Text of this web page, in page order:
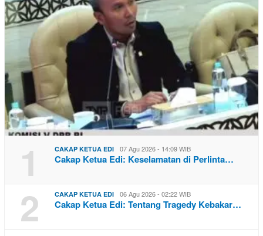
1 CAKAP KETUA EDI 07 Agu 2026 - 14:09 WIB
Cakap Ketua Edi: Keselamatan di Perlinta…
2 CAKAP KETUA EDI 06 Agu 2026 - 02:22 WIB
Cakap Ketua Edi: Tentang Tragedy Kebakar…